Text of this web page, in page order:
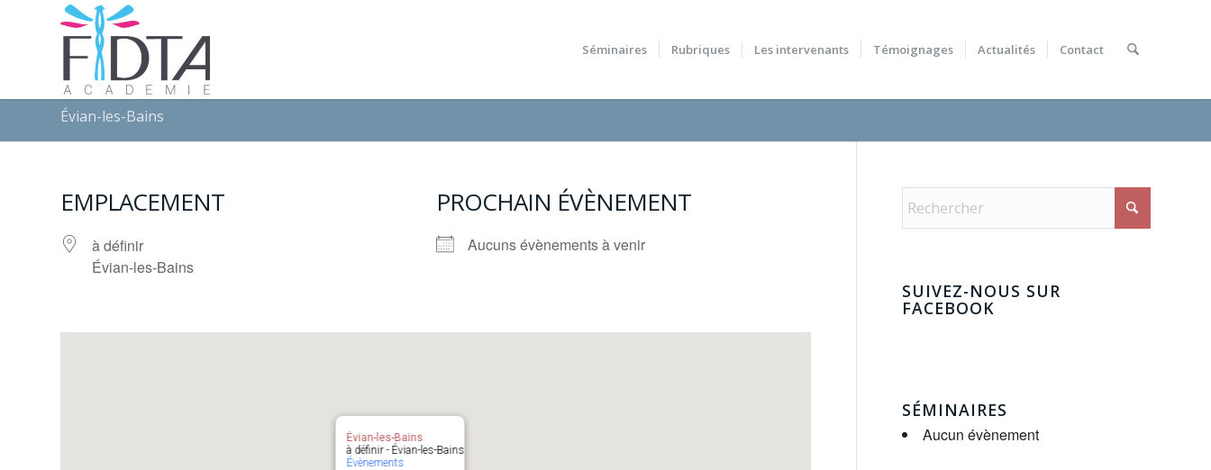
Séminaires Rubriques Les intervenants Témoignages Actualités Contact
Évian-les-Bains
EMPLACEMENT
à définir
Évian-les-Bains
PROCHAIN ÉVÈNEMENT
Aucuns évènements à venir
Évian-les-Bains
à définir - Évian-les-Bains
Évènements
SUIVEZ-NOUS SUR
FACEBOOK
SÉMINAIRES
Aucun évènement